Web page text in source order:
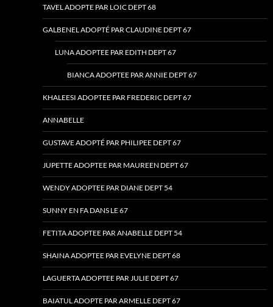
TAVEL ADOPTE PAR LOIC DEPT 68
GALBENEL ADOPTÉ PAR CLAUDINE DEPT 67
LUNA ADOPTEE PAR EDITH DEPT 67
BIANCA ADOPTEE PAR ANNIE DEPT 67
KHALEESI ADOPTEE PAR FREDERIC DEPT 67
ANNABELLE
GUSTAVE ADOPTÉ PAR PHILIPEE DEPT 67
JUPETTE ADOPTEE PAR MAUREEN DEPT 67
WENDY ADOPTEE PAR DIANE DEPT 54
SUNNY EN FA DANS LE 67
FETITA ADOPTEE PAR ANABELLE DEPT 54
SHAINA ADOPTEE PAR EVELYNE DEPT 68
LAGUERTA ADOPTEE PAR JULIE DEPT 67
BAIATUL ADOPTE PAR ARMELLE DEPT 67